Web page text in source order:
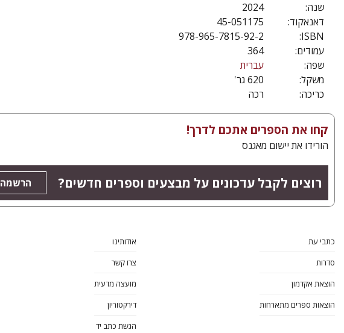
שנה:
2024
דאנאקוד:
45-051175
ISBN:
978-965-7815-92-2
עמודים:
364
שפה:
עברית
משקל:
620 גר'
כריכה:
רכה
קחו את הספרים אתכם לדרך!
הורידו את יישום מאגנס
רוצים לקבל עדכונים על מבצעים וספרים חדשים? הרשמה
כתבי עת
סדרות
הוצאת אקדמון
הוצאות ספרים מתארחות
אודותינו
צרו קשר
מועצה מדעית
דירקטוריון
הגשת כתב יד